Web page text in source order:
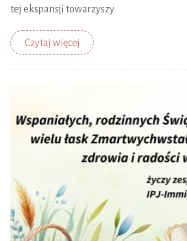
tej ekspansji towarzyszy
Czytaj więcej